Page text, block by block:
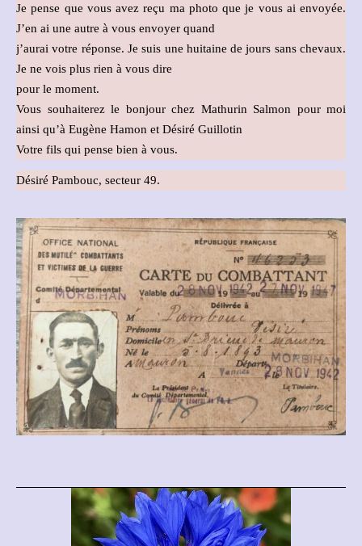
Je pense que vous avez reçu ma photo que je vous ai envoyée.
J’en ai une autre à vous envoyer quand
j’aurai votre réponse. Je suis une huitaine de jours sans chevaux.
Je ne vois plus rien à vous dire
pour le moment.
Vous souhaiterez le bonjour chez Mathurin Salmon pour moi
ainsi qu’à Eugène Hamon et Désiré Guillotin
Votre fils qui pense bien à vous.
Désiré Pambouc, secteur 49.